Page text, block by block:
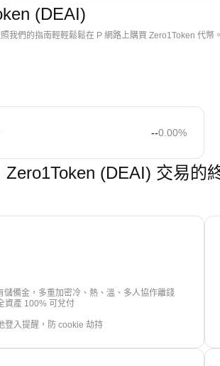
(DEAI)
照我們的指南輕輕鬆鬆在 P 網路上購買 Zero1Token 代幣
--0.00%
Zero1Token (DEAI) 交易的
儲備金，多重加密冷、熱、溫、多人協作離錢
資產 100% 可兌付
登入提醒，防 cookie 劫持